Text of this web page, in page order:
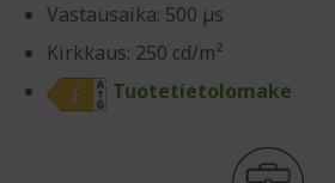
Vastausaika: 500 µs
Kirkkaus: 250 cd/m²
Tuotetietolomake